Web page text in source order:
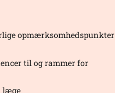
opmærksomhedspunkter
til og rammer for
læge